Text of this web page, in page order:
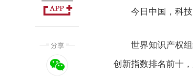
今日中国，科技
世界知识产权组
创新指数排名前十